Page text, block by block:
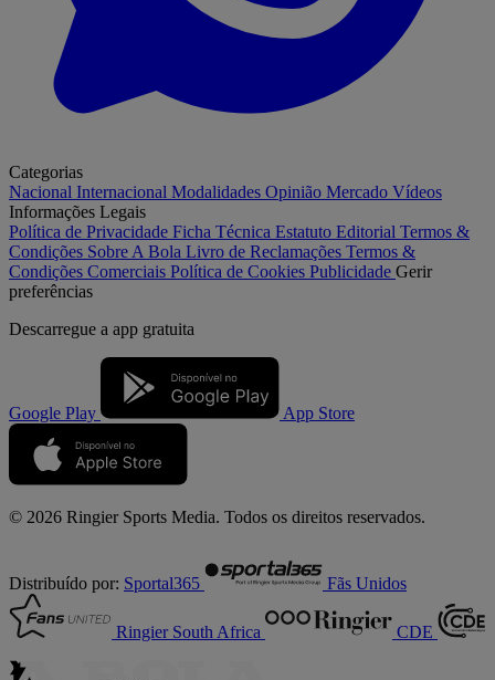
Categorias
Nacional Internacional Modalidades Opinião Mercado Vídeos
Informações Legais
Política de Privacidade Ficha Técnica Estatuto Editorial Termos &
Condições Sobre A Bola Livro de Reclamações Termos &
Condições Comerciais Política de Cookies Publicidade Gerir
preferências
Descarregue a app gratuita
Google Play App Store
© 2026 Ringier Sports Media. Todos os direitos reservados.
Distribuído por: Sportal365 Fãs Unidos
Ringier South Africa CDE